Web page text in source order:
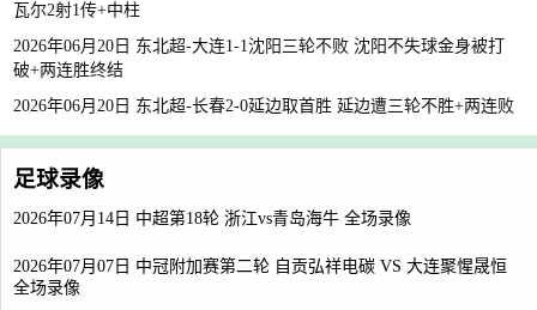
瓦尔2射1传+中柱
2026年06月20日 东北超-大连1-1沈阳三轮不败 沈阳不失球金身被打
破+两连胜终结
2026年06月20日 东北超-长春2-0延边取首胜 延边遭三轮不胜+两连败
足球录像
2026年07月14日 中超第18轮 浙江vs青岛海牛 全场录像
2026年07月07日 中冠附加赛第二轮 自贡弘祥电碳 VS 大连聚惺晟恒
全场录像